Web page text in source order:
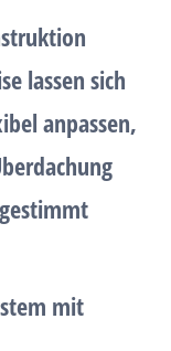
lassen sich
anpassen,
mit